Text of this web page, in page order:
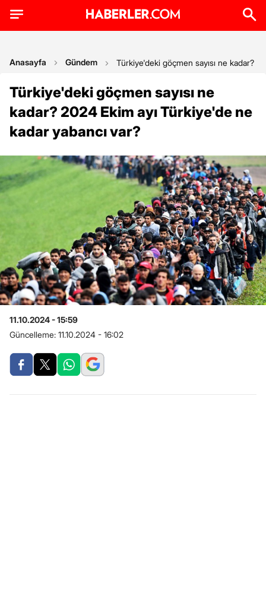
Anasayfa Gündem Türkiye'deki göçmen sayısı ne kadar?
Türkiye'deki göçmen sayısı ne
kadar? 2024 Ekim ayı Türkiye'de ne
kadar yabancı var?
11.10.2024 - 15:59
Güncelleme: 11.10.2024 - 16:02